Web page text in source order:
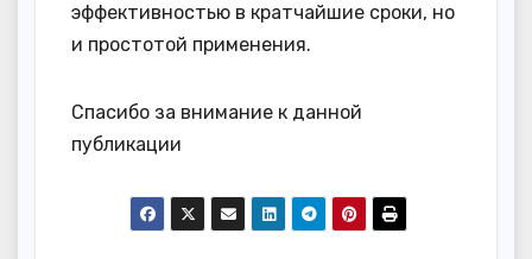
эффективностью в кратчайшие сроки, но
и простотой применения.
Спасибо за внимание к данной
публикации